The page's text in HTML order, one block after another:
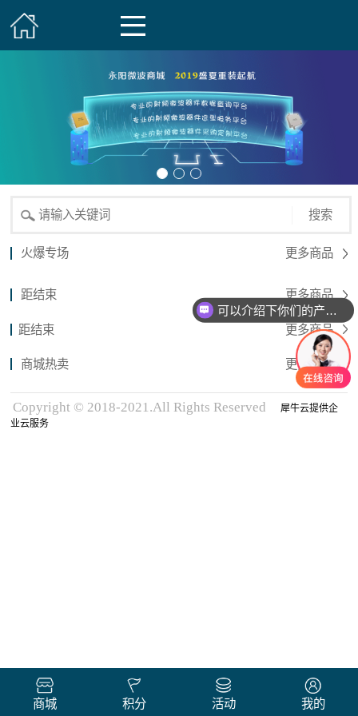
搜索
火爆专场 更多商品
距结束 更多商品
距结束 更多商品
商城热卖 更多商品
Copyright © 2018-2021.All Rights Reserved
犀牛云提供企
业云服务
商城 积分 活动 我的